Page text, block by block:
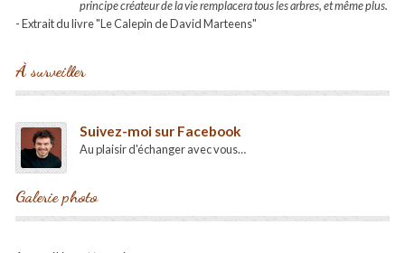
principe créateur de la vie remplacera tous les arbres, et même plus.
- Extrait du livre "Le Calepin de David Marteens"
À surveiller
Suivez-moi sur Facebook
Au plaisir d'échanger avec vous…
Galerie photo